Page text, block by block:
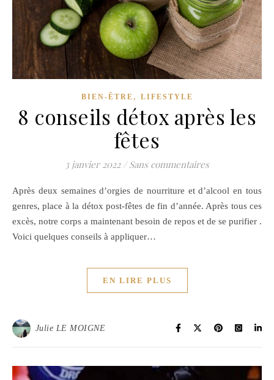
BIEN-ÊTRE , LIFESTYLE
8 conseils détox après les
fêtes
3 janvier 2022 / Sans commentaires
Après deux semaines d’orgies de nourriture et d’alcool en tous
genres, place à la détox post-fêtes de fin d’année. Après tous ces
excès, notre corps a maintenant besoin de repos et de se purifier .
Voici quelques conseils à appliquer…
EN LIRE PLUS
Julie LE MOIGNE